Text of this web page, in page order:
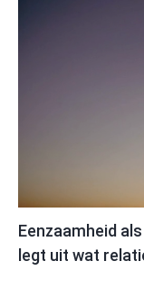
Eenzaamheid
legt uit wat